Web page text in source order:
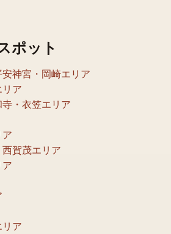
ポット
神宮・岡崎エリア
ア
・衣笠エリア
ア
賀茂エリア
ア
ア